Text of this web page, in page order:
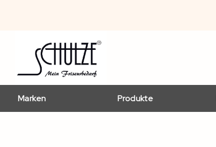
Marken Produkte